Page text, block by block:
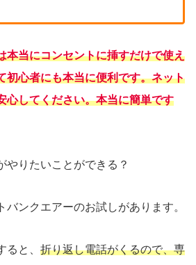
本当にコンセントに挿すだけで使え
初心者にも本当に便利です。ネット
心してください。本当に簡単です
やりたいことができる？
バンクエアーのお試しがあります。
ると、 折り返し電話がくるので、専